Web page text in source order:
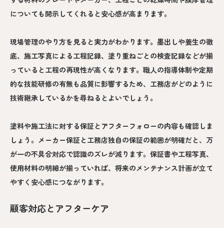
についても開示してくれると安心感が高まります。
現場管理のやり方を見ると実力がわかります。墨出しや養生の徹
底、施工写真による工程記録、塗り重ねごとの検査記録などが揃
っていると工程の再現性が高くなります。職人の指導体制や定期
的な技能研修の有無も品質に影響するため、工務店がどのように
技術継承しているかを尋ねるとよいでしょう。
塗料や施工法に対する保証とアフターフォローの内容も確認しま
しょう。メーカー保証と工務店独自の保証の範囲が明確だと、万
が一の不具合対応で認識のズレが減ります。保証書や工程写真、
使用材料の明細が揃っていれば、将来のメンテナンス計画が立て
やすく安心感につながります。
顧客対応とアフターケア